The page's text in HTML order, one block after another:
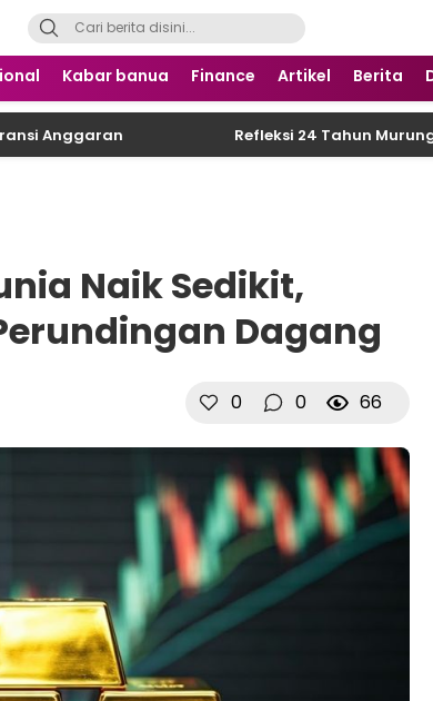
Kabar banua Finance Artikel Berita
Refleksi 24 Tahun Murung Raya:
Naik Sedikit,
Dagang
0 0 66